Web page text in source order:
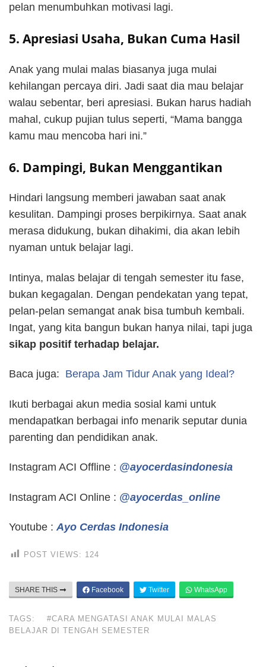
pelan menumbuhkan motivasi lagi.
5. Apresiasi Usaha, Bukan Cuma Hasil
Anak yang mulai malas biasanya juga mulai
kehilangan percaya diri. Jadi saat dia mau belajar
walau sebentar, beri apresiasi. Bukan harus hadiah
mahal, cukup pujian tulus seperti, “Mama bangga
kamu mau mencoba hari ini.”
6. Dampingi, Bukan Menggantikan
Hindari langsung memberi jawaban saat anak
kesulitan. Dampingi proses berpikirnya. Saat anak
merasa didukung, bukan dihakimi, dia akan lebih
nyaman untuk belajar lagi.
Intinya, malas belajar di tengah semester itu fase,
bukan kegagalan. Dengan pendekatan yang tepat,
pelan-pelan semangat anak bisa tumbuh kembali.
Ingat, yang kita bangun bukan hanya nilai, tapi juga
sikap positif terhadap belajar.
Baca juga: Berapa Jam Tidur Anak yang Ideal?
Ikuti berbagai akun media sosial kami untuk
mendapatkan berbagai info menarik seputar dunia
parenting dan pendidikan anak.
Instagram ACI Offline : @ayocerdasindonesia
Instagram ACI Online : @ayocerdas_online
Youtube :Ayo Cerdas Indonesia
POST VIEWS: 124
SHARE THIS Facebook Twitter WhatsApp
TAGS:
#CARA MENGATASI ANAK MULAI MALAS
BELAJAR DI TENGAH SEMESTER